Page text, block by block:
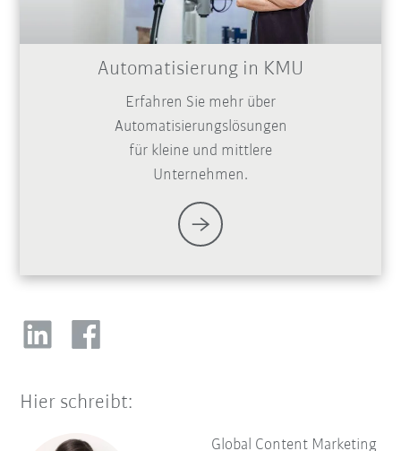
Automatisierung in KMU
Erfahren Sie mehr über
Automatisierungslösungen
für kleine und mittlere
Unternehmen.
Hier schreibt:
Global Content Marketing